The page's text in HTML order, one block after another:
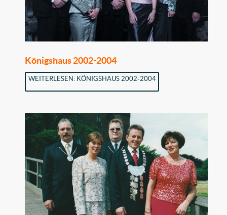
Königshaus 2002-2004
WEITERLESEN: KÖNIGSHAUS 2002-2004